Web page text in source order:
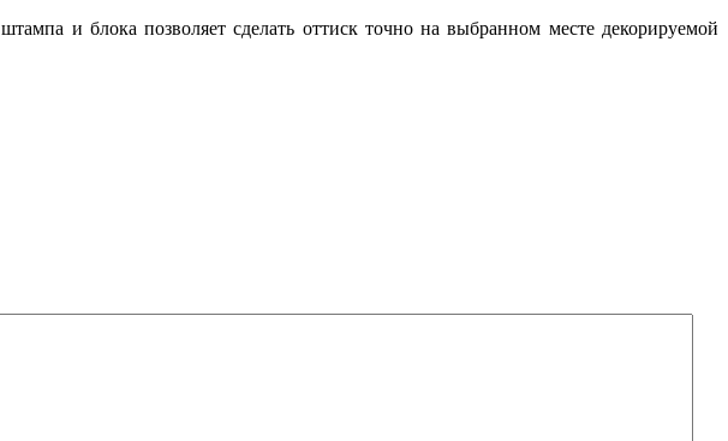
и блока позволяет сделать оттиск точно на выбранном месте декорируемой